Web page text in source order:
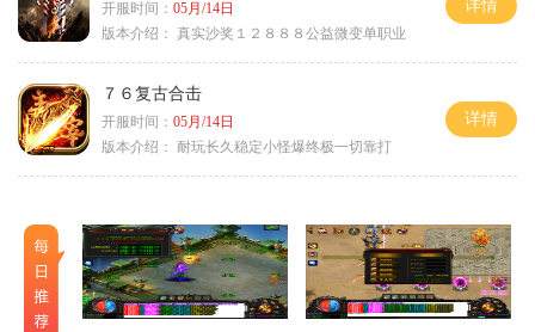
开服时间： 05月/14日
版本介绍： 真实沙奖１２８８８公益微变单职业
详情
７６复古合击
开服时间： 05月/14日
版本介绍： 耐玩长久稳定小怪爆终极一切靠打
详情